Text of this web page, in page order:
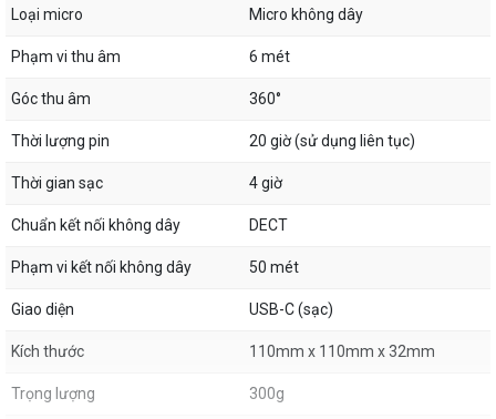
Nhờ tích hợp công nghệ lọc nhiễu tiên tiến cùng thuật toán xử lý âm
thanh độc quyền của Yealink, VCM36-W đảm bảo chất lượng thoại ổn
hội nghị truyền hình cần tính di động, gọn nhẹ nhưng vẫn đảm bảo
Loại micro Micro không dây
Phạm vi thu âm 6 mét
Góc thu âm 360°
Thời lượng pin 20 giờ (sử dụng liên tục)
Thời gian sạc 4 giờ
Chuẩn kết nối không dây DECT
Phạm vi kết nối không dây 50 mét
Giao diện USB-C (sạc)
Kích thước 110mm x 110mm x 32mm
Trọng lượng 300g